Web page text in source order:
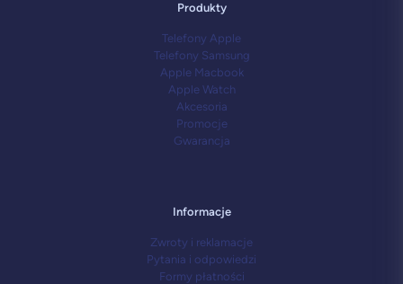
Produkty
Telefony Apple
Telefony Samsung
Apple Macbook
Apple Watch
Akcesoria
Promocje
Gwarancja
Informacje
Zwroty i reklamacje
Pytania i odpowiedzi
Formy płatności